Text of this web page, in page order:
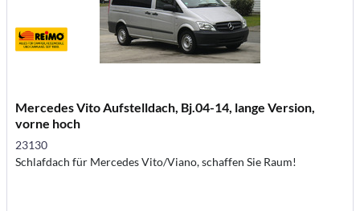
Mercedes Vito Aufstelldach, Bj.04-14, lange Version,
vorne hoch
23130
Schlafdach für Mercedes Vito/Viano, schaffen Sie Raum!